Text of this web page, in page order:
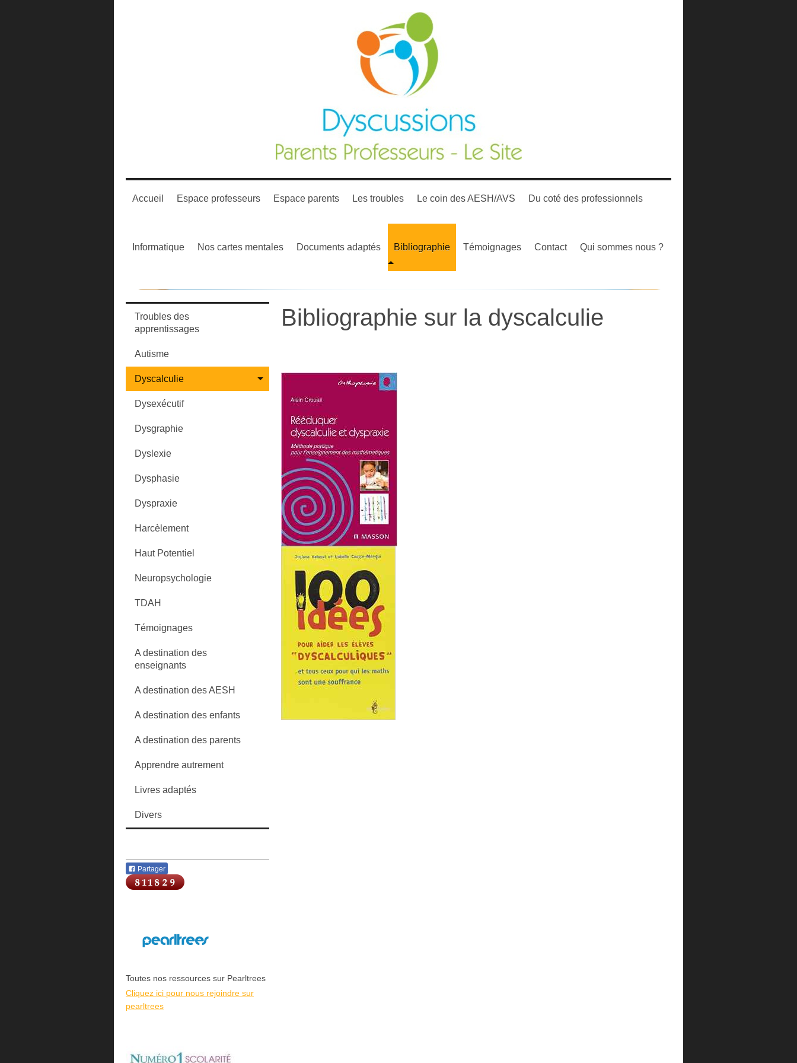
Accueil Espace professeurs Espace parents Les troubles Le coin des AESH/AVS Du coté des professionnels
Informatique Nos cartes mentales Documents adaptés Bibliographie Témoignages Contact Qui sommes nous ?
Bibliographie sur la dyscalculie
Troubles des
apprentissages
Autisme
Dyscalculie
Dysexécutif
Dysgraphie
Dyslexie
Dysphasie
Dyspraxie
Harcèlement
Haut Potentiel
Neuropsychologie
TDAH
Témoignages
A destination des
enseignants
A destination des AESH
A destination des enfants
A destination des parents
Apprendre autrement
Livres adaptés
Divers
Partager
Toutes nos ressources sur Pearltrees
Cliquez ici pour nous rejoindre sur
pearltrees